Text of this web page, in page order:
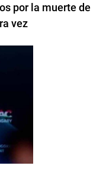
por la muerte de
vez